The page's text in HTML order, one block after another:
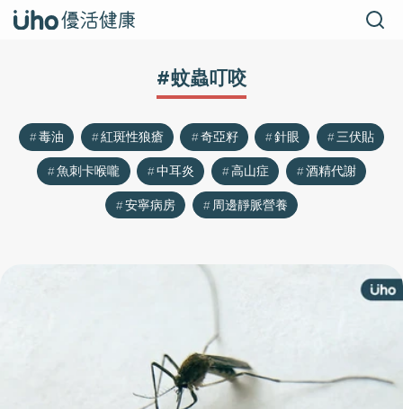
#蚊蟲叮咬
毒油 紅斑性狼瘡 奇亞籽 針眼
三伏貼
魚刺卡喉嚨
中耳炎 高山症
酒精代謝
安寧病房
周邊靜脈營養